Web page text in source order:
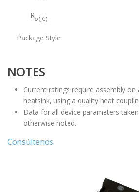
Rø(JC)
Package Style
NOTES
Current ratings require assembly on
heatsink, using a quality heat
Data for all device parameters taken
otherwise noted.
Consúltenos